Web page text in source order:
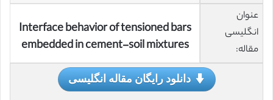
عنوان
انگلیسی
مقاله:
Interface behavior of tensioned bars
embedded in cement-soil mixtures
دانلود رایگان مقاله انگلیسی